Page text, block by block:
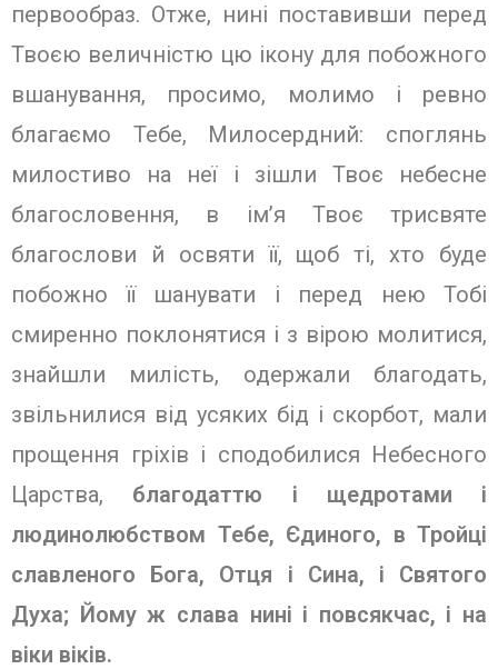
первообраз. Отже, нині поставивши перед
Твоєю величністю цю ікону для побожного
вшанування, просимо, молимо і ревно
благаємо Тебе, Мило­сердний: споглянь
милостиво на неї і зішли Твоє небесне
благословення, в ім’я Твоє трисвяте
благослови й освяти її, щоб ті, хто буде
побожно її шанувати і перед нею Тобі
смиренно поклонятися і з вірою молитися,
знайшли милість, одержали благодать,
звільнилися від усяких бід і скорбот, мали
прощення гріхів і сподобилися Небесного
Цар­ства, благодаттю і щедротами і
людинолюбством Тебе, Єдиного, в Тройці
славленого Бога, Отця і Сина, і Свято­го
Духа; Йому ж слава нині і повсякчас, і на
віки віків.